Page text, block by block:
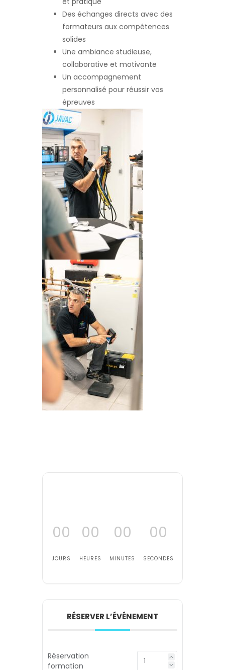
Des échanges directs avec des
formateurs aux compétences
solides
Une ambiance studieuse,
collaborative et motivante
Un accompagnement
personnalisé pour réussir vos
épreuves
00
JOURS
00
HEURES
00
MINUTES
00
SECONDES
RÉSERVER L’ÉVÉNEMENT
Réservation
formation